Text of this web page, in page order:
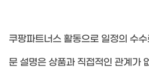
쿠팡파트너스 활동으로 일정의 수
문 설명은 상품과 직접적인 관계가